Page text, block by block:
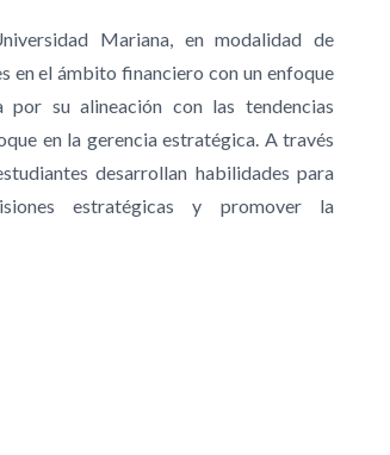
Mariana, en modalidad de
en el ámbito financiero con un enfoque
su alineación con las tendencias
en la gerencia estratégica. A través
desarrollan habilidades para
estratégicas y promover la